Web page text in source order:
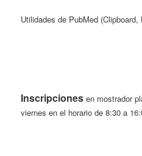
Utilidades de PubMed
Inscripciones en mostrador
viernes en el horario de 8:30 a